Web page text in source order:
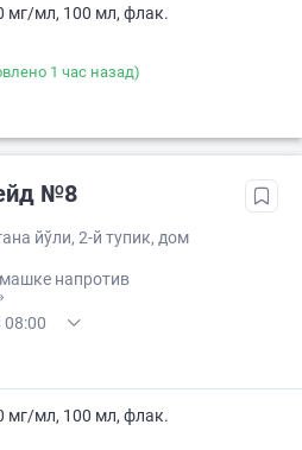
мг/мл, 100 мл, флак.
1 час назад)
№8
йўли, 2-й тупик, дом
напротив
08:00
мг/мл, 100 мл, флак.